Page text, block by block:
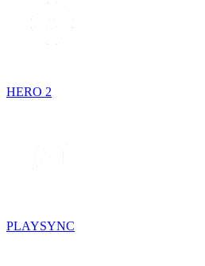
HERO 2
PLAYSYNC